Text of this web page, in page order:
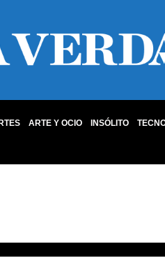
ARTE Y OCIO INSÓLITO